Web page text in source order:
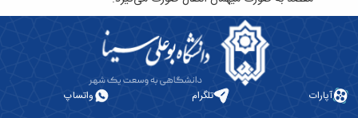
کتب
پژوهشآپارات تلگرام واتساپ